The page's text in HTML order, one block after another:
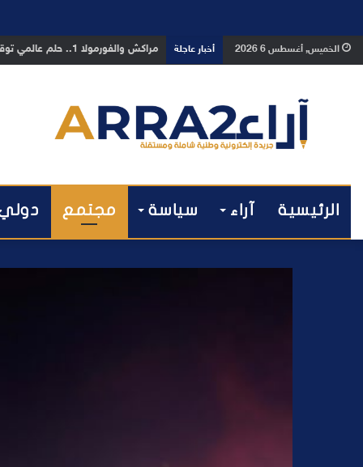
الخميس, أغسطس 6 2026 أخبار عاجلة بوفوطا يكتب : بين صمت الحكومة
الرئيسية آراء سياسة مجتمع